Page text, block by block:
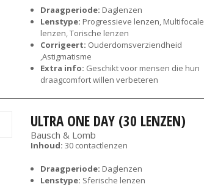
Draagperiode: Daglenzen
Lenstype: Progressieve lenzen, Multifocale
lenzen, Torische lenzen
Corrigeert: Ouderdomsverziendheid
,Astigmatisme
Extra info: Geschikt voor mensen die hun
draagcomfort willen verbeteren
ULTRA ONE DAY (30 LENZEN)
Bausch & Lomb
Inhoud: 30 contactlenzen
Draagperiode: Daglenzen
Lenstype: Sferische lenzen